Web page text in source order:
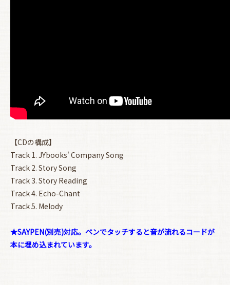
【CDの構成】
Track 1. JYbooks' Company Song
Track 2. Story Song
Track 3. Story Reading
Track 4. Echo-Chant
Track 5. Melody
★SAYPEN(別売)対応。ペンでタッチすると音が流れるコードが
本に埋め込まれています。